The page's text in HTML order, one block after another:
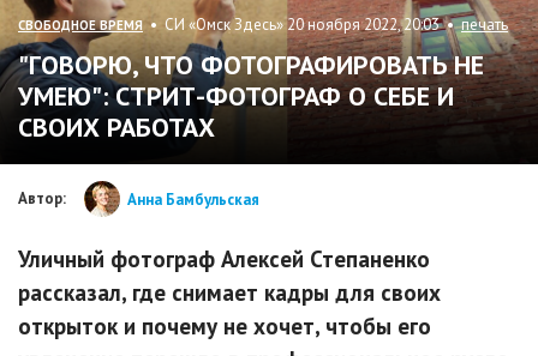
СВОБОДНОЕ ВРЕМЯ • СИ «Омск Здесь» 20 ноября 2022, 20:03 •печать
"ГОВОРЮ, ЧТО ФОТОГРАФИРОВАТЬ НЕ
УМЕЮ": СТРИТ-ФОТОГРАФ О СЕБЕ И
СВОИХ РАБОТАХ
Автор: Анна Бамбульская
Уличный фотограф Алексей Степаненко
рассказал, где снимает кадры для своих
открыток и почему не хочет, чтобы его